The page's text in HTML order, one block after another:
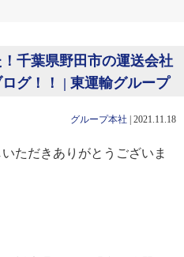
千葉県野田市の運送会社
グ！！ | 東運輸グループ
グループ本社 2021.11.18
ただきありがとうございま